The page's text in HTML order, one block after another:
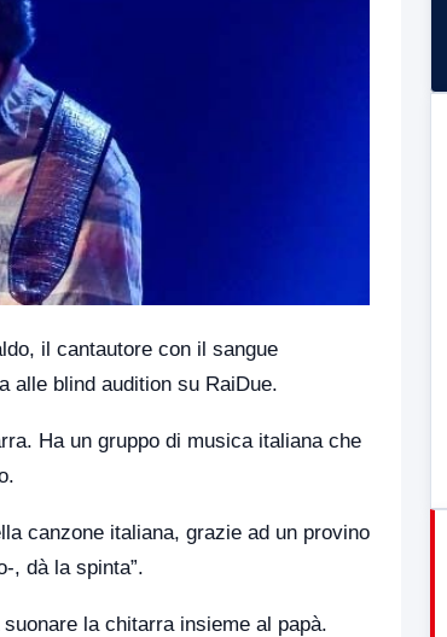
il cantautore con il sangue
alle blind audition su RaiDue.
Ha un gruppo di musica italiana che
canzone italiana, grazie ad un provino
, dà la spinta”.
la chitarra insieme al papà.